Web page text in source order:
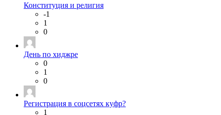
Конституция и религия
-1
1
0
День по хиджре
0
1
0
Регистрация в соцсетях куфр?
1